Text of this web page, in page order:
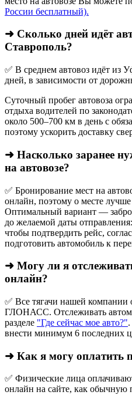
России бесплатный).
➜ Сколько дней идёт
Ставрополь?
✅ В среднем автовоз идёт из
дней, в зависимости от
Суточный пробег автовоза
отдыха водителей по
около 500–700 км в день с
поэтому ускорить доставку
➜ Насколько заранее
на автовозе?
✅ Бронирование мест на
онлайн, поэтому о месте лучше
Оптимальный вариант —
до желаемой даты
чтобы подтвердить рейс,
подготовить автомобиль к
➜ Могу ли я
онлайн?
✅ Все тягачи нашей
ГЛОНАСС. Отслеживать
разделе "Где сейчас мое авто?"
внести минимум 6 последних
➜ Как я могу оплатить
✅ Физические лица
онлайн на сайте, как обычную